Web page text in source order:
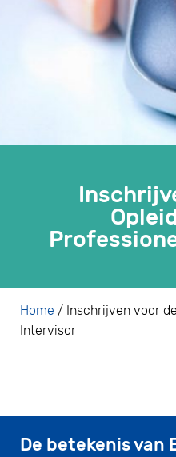
Home / Inschrijven voor
Intervisor
De betekenis van